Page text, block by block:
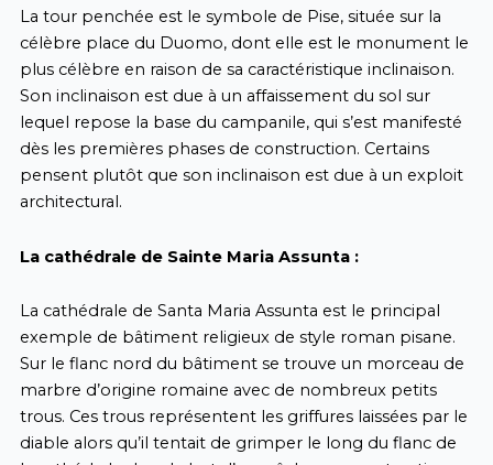
La tour penchée est le symbole de Pise, située sur la
célèbre place du Duomo, dont elle est le monument le
plus célèbre en raison de sa caractéristique inclinaison.
Son inclinaison est due à un affaissement du sol sur
lequel repose la base du campanile, qui s’est manifesté
dès les premières phases de construction. Certains
pensent plutôt que son inclinaison est due à un exploit
architectural.
La cathédrale de Sainte Maria Assunta :
La cathédrale de Santa Maria Assunta est le principal
exemple de bâtiment religieux de style roman pisane.
Sur le flanc nord du bâtiment se trouve un morceau de
marbre d’origine romaine avec de nombreux petits
trous. Ces trous représentent les griffures laissées par le
diable alors qu’il tentait de grimper le long du flanc de